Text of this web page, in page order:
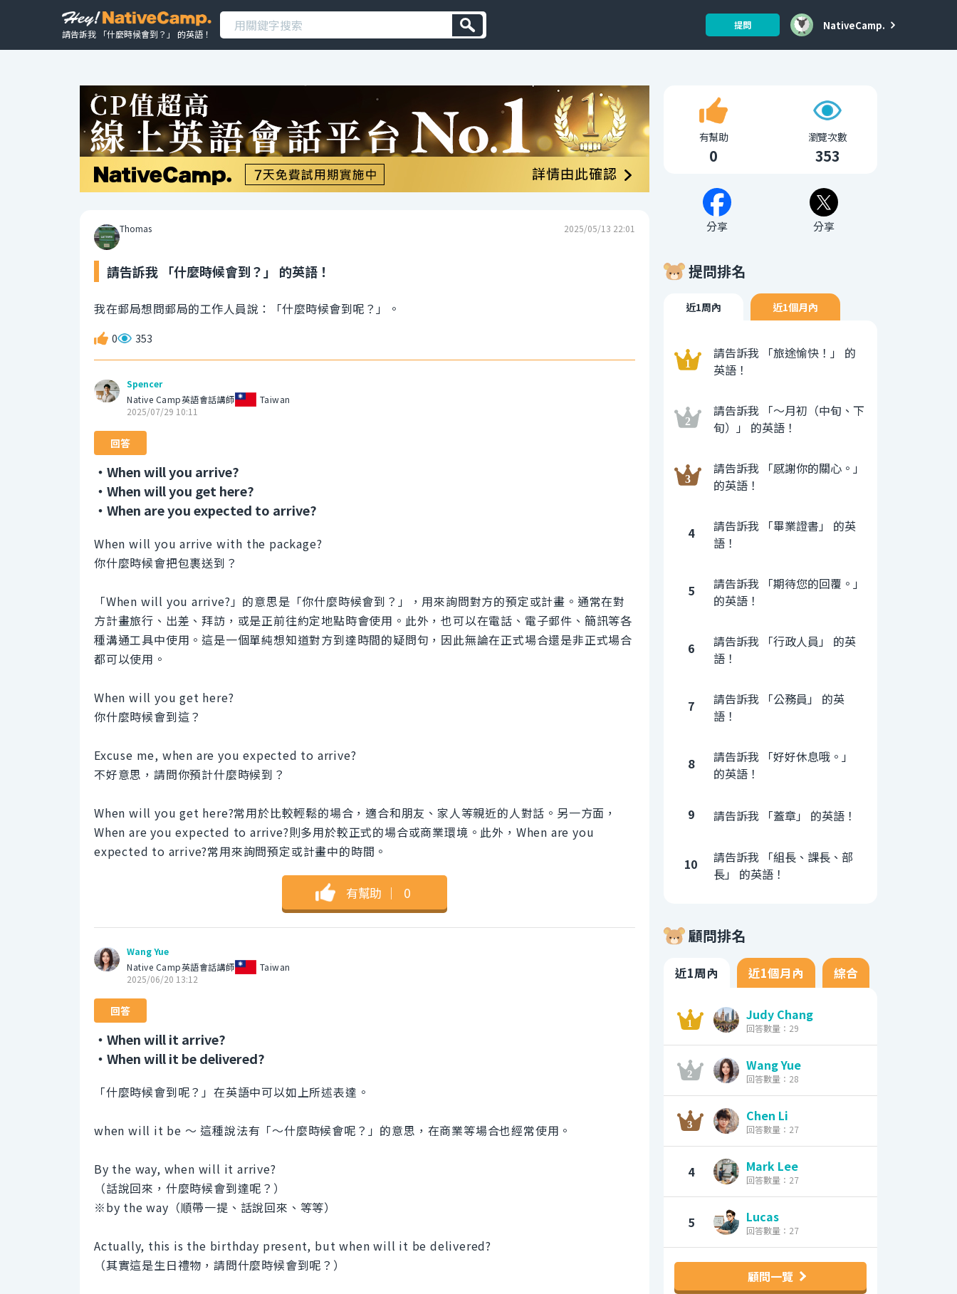
請告訴我 「什麼時候會到？」 的英語！
提問 NativeCamp.
Thomas 2025/05/13 22:01
請告訴我 「什麼時候會到？」 的英語！
我在郵局想問郵局的工作人員說：「什麼時候會到呢？」。
0 353
Spencer
Native Camp英語會話講師
Taiwan
2025/07/29 10:11
回答
・When will you arrive?
・When will you get here?
・When are you expected to arrive?
When will you arrive with the package?
你什麼時候會把包裹送到？
「When will you arrive?」的意思是「你什麼時候會到？」，用來詢問對方的預定或計畫。通常在對
方計畫旅行、出差、拜訪，或是正前往約定地點時會使用。此外，也可以在電話、電子郵件、簡訊等各
種溝通工具中使用。這是一個單純想知道對方到達時間的疑問句，因此無論在正式場合還是非正式場合
都可以使用。
When will you get here?
你什麼時候會到這？
Excuse me, when are you expected to arrive?
不好意思，請問你預計什麼時候到？
When will you get here?常用於比較輕鬆的場合，適合和朋友、家人等親近的人對話。另一方面，
When are you expected to arrive?則多用於較正式的場合或商業環境。此外，When are you
expected to arrive?常用來詢問預定或計畫中的時間。
有幫助 ｜ 0
Wang Yue
Native Camp英語會話講師
Taiwan
2025/06/20 13:12
回答
・When will it arrive?
・When will it be delivered?
「什麼時候會到呢？」在英語中可以如上所述表達。
when will it be 〜 這種說法有「〜什麼時候會呢？」的意思，在商業等場合也經常使用。
By the way, when will it arrive?
（話說回來，什麼時候會到達呢？）
※by the way（順帶一提、話說回來、等等）
Actually, this is the birthday present, but when will it be delivered?
（其實這是生日禮物，請問什麼時候會到呢？）
有幫助
0
瀏覽次數
353
分享 分享
提問排名
近1周內 近1個月內
請告訴我 「旅途愉快！」 的
英語！
請告訴我 「〜月初（中旬、下
旬）」 的英語！
請告訴我 「感謝你的關心。」
的英語！
4
請告訴我 「畢業證書」 的英
語！
5
請告訴我 「期待您的回覆。」
的英語！
6
請告訴我 「行政人員」 的英
語！
7
請告訴我 「公務員」 的英
語！
8
請告訴我 「好好休息哦。」
的英語！
9 請告訴我 「蓋章」 的英語！
10
請告訴我 「組長、課長、部
長」 的英語！
顧問排名
近1周內 近1個月內 綜合
Judy Chang
回答數量：29
Wang Yue
回答數量：28
Chen Li
回答數量：27
4 Mark Lee
回答數量：27
5 Lucas
回答數量：27
顧問一覽